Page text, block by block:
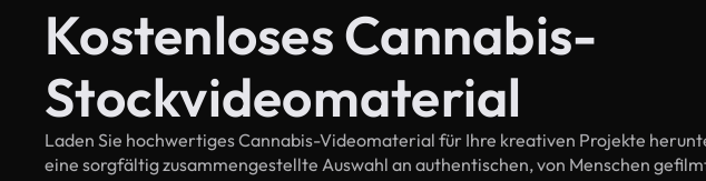
Kostenloses Cannabis-
Stockvideomaterial
Laden Sie hochwertiges Cannabis-Videomaterial für Ihre kreativen Projekte
eine sorgfältig zusammengestellte Auswahl an authentischen, von Menschen